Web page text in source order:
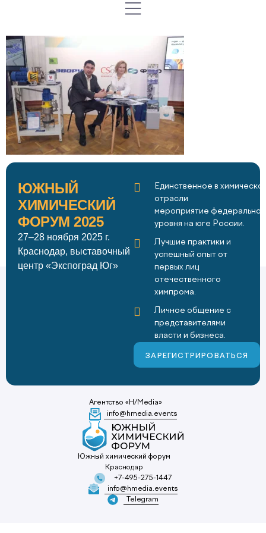
ЮЖНЫЙ
ХИМИЧЕСКИЙ
ФОРУМ 2025
27–28 ноября 2025 г.
Краснодар, выставочный
центр «Экспоград Юг»
Единственное в
отрасли
мероприятие
уровня на юге России.
Лучшие практики и
успешный опыт от
первых лиц
отечественного
химпрома.
Личное общение с
представителями
власти и бизнеса.
ЗАРЕГИСТРИРОВАТЬСЯ
Агентство «H/Media»
info@hmedia.events
Южный химический форум
Краснодар
+7-495-275-1447
info@hmedia.events
Telegram